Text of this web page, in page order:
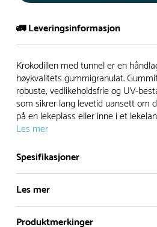
🚛 Leveringsinformasjon
De aller fleste av våre lekeapparat
Leveringstid på bestillingsvarer vil
I høysesong må lengre leveringstid
Rask levering
Hos oss finner du flere produkter
Dette er produkter som normalt
men hos oss er de lagervare.
De aller fleste produktene
Krokodillen med tunnel er en
høykvalitets gummigranulat.
robuste, vedlikeholdsfrie og UV-
som sikrer lang levetid uansett om
på en lekeplass eller inne i et
Les mer
Spesifikasjoner
Les mer
Produktmerkinger